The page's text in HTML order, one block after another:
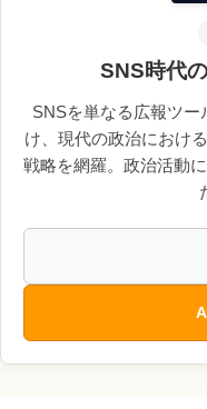
SNS時代
SNSを単なる広報ツ
け、現代の政治におけ
戦略を網羅。政治活動